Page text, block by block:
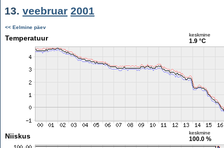
13. veebruar 2001
<< Eelmine päev
Temperatuur keskmine
1.9 °C
Niiskus keskmine
100.0 %